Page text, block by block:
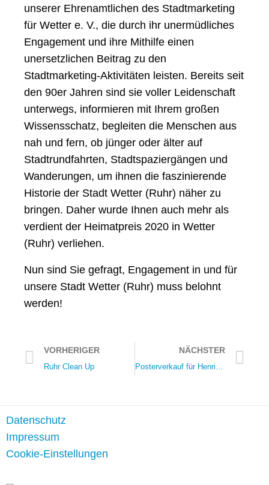
unserer Ehrenamtlichen des Stadtmarketing
für Wetter e. V., die durch ihr unermüdliches
Engagement und ihre Mithilfe einen
unersetzlichen Beitrag zu den
Stadtmarketing-Aktivitäten leisten. Bereits seit
den 90er Jahren sind sie voller Leidenschaft
unterwegs, informieren mit Ihrem großen
Wissensschatz, begleiten die Menschen aus
nah und fern, ob jünger oder älter auf
Stadtrundfahrten, Stadtspaziergängen und
Wanderungen, um ihnen die faszinierende
Historie der Stadt Wetter (Ruhr) näher zu
bringen. Daher wurde Ihnen auch mehr als
verdient der Heimatpreis 2020 in Wetter
(Ruhr) verliehen.
Nun sind Sie gefragt, Engagement in und für
unsere Stadt Wetter (Ruhr) muss belohnt
werden!
VORHERIGER
Ruhr Clean Up
NÄCHSTER
Posterverkauf für Henriette-Davidis-Museum
Datenschutz
Impressum
Cookie-Einstellungen